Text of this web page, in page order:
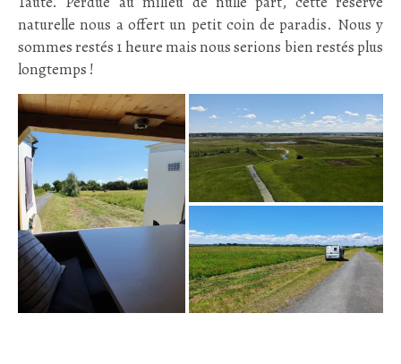
naturelle nous a offert un petit coin de paradis. Nous y
sommes restés 1 heure mais nous serions bien restés plus
longtemps !